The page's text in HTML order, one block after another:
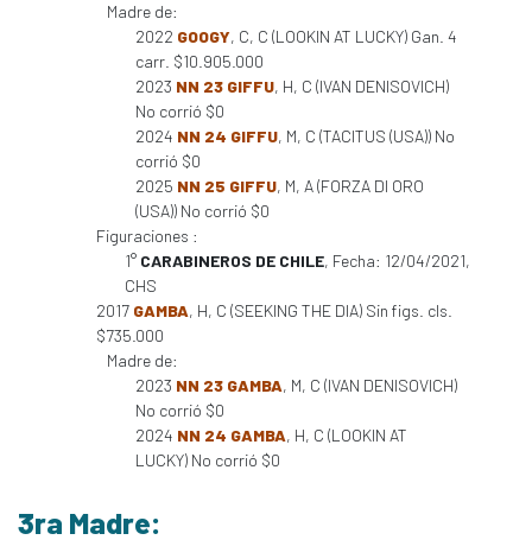
Madre de:
2022 GOOGY, C, C (LOOKIN AT LUCKY) Gan. 4
carr. $10.905.000
2023 NN 23 GIFFU, H, C (IVAN DENISOVICH)
No corrió $0
2024 NN 24 GIFFU, M, C (TACITUS (USA)) No
corrió $0
2025 NN 25 GIFFU, M, A (FORZA DI ORO
(USA)) No corrió $0
Figuraciones :
1° CARABINEROS DE CHILE, Fecha: 12/04/2021,
CHS
2017 GAMBA, H, C (SEEKING THE DIA) Sin figs. cls.
$735.000
Madre de:
2023 NN 23 GAMBA, M, C (IVAN DENISOVICH)
No corrió $0
2024 NN 24 GAMBA, H, C (LOOKIN AT
LUCKY) No corrió $0
3ra Madre: